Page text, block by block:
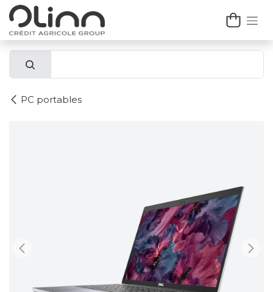
Se rendre au contenu
PC portables